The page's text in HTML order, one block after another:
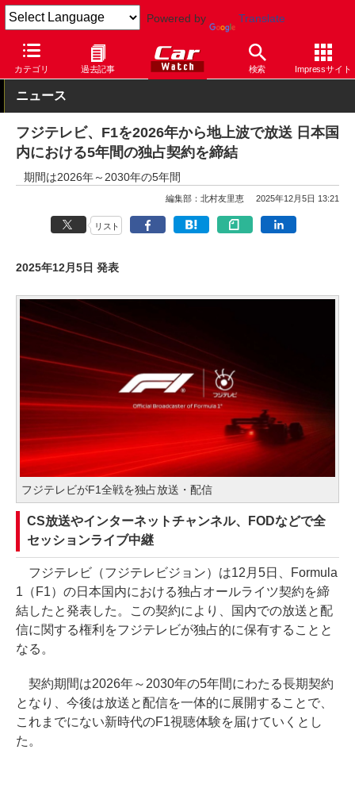
Powered by Translate
カテゴリ 過去記事 検索 Impressサイト
Car Watch モータースポーツ F1
ニュース
フジテレビ、F1を2026年から地上波で放送 日本国
内における5年間の独占契約を締結
期間は2026年～2030年の5年間
編集部：北村友里恵 2025年12月5日 13:21
リスト
2025年12月5日 発表
フジテレビがF1全戦を独占放送・配信
CS放送やインターネットチャンネル、FODなどで全
セッションライブ中継
フジテレビ（フジテレビジョン）は12月5日、Formula
1（F1）の日本国内における独占オールライツ契約を締
結したと発表した。この契約により、国内での放送と配
信に関する権利をフジテレビが独占的に保有することと
なる。
契約期間は2026年～2030年の5年間にわたる長期契約
となり、今後は放送と配信を一体的に展開することで、
これまでにない新時代のF1視聴体験を届けていくとし
た。